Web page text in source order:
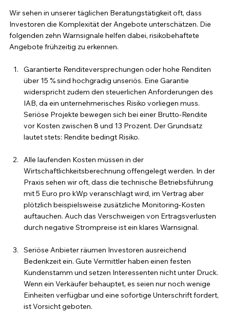
Wir sehen in unserer täglichen Beratungstätigkeit oft, dass
Investoren die Komplexität der Angebote unterschätzen. Die
folgenden zehn Warnsignale helfen dabei, risikobehaftete
Angebote frühzeitig zu erkennen.
Garantierte Renditeversprechungen oder hohe Renditen
über 15 % sind hochgradig unseriös. Eine Garantie
widerspricht zudem den steuerlichen Anforderungen des
IAB, da ein unternehmerisches Risiko vorliegen muss.
Seriöse Projekte bewegen sich bei einer Brutto-Rendite
vor Kosten zwischen 8 und 13 Prozent. Der Grundsatz
lautet stets: Rendite bedingt Risiko.
Alle laufenden Kosten müssen in der
Wirtschaftlichkeitsberechnung offengelegt werden. In der
Praxis sehen wir oft, dass die technische Betriebsführung
mit 5 Euro pro kWp veranschlagt wird, im Vertrag aber
plötzlich beispielsweise zusätzliche Monitoring-Kosten
auftauchen. Auch das Verschweigen von Ertragsverlusten
durch negative Strompreise ist ein klares Warnsignal.
Seriöse Anbieter räumen Investoren ausreichend
Bedenkzeit ein. Gute Vermittler haben einen festen
Kundenstamm und setzen Interessenten nicht unter Druck.
Wenn ein Verkäufer behauptet, es seien nur noch wenige
Einheiten verfügbar und eine sofortige Unterschrift fordert,
ist Vorsicht geboten.